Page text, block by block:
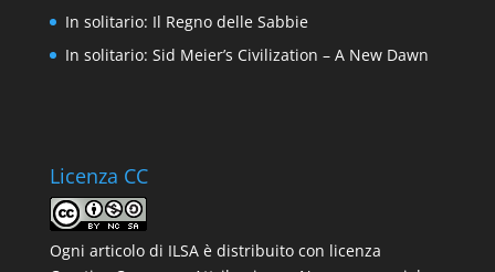
In solitario: Il Regno delle Sabbie
In solitario: Sid Meier’s Civilization – A New Dawn
Licenza CC
Ogni articolo di ILSA è distribuito con licenza